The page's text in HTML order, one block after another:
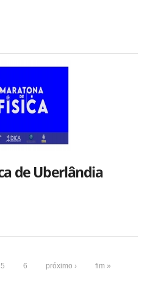
de Uberlândia
5 6 próximo › fim »